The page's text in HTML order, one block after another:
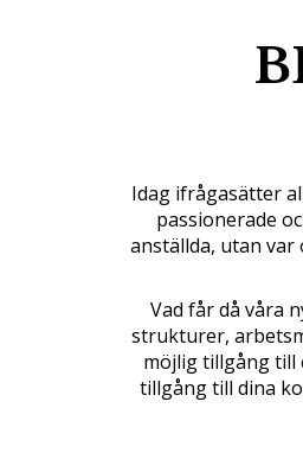
Idag ifrågasätter
passionerade
anställda, utan
Vad får då våra
strukturer,
möjlig tillgång till
tillgång till dina